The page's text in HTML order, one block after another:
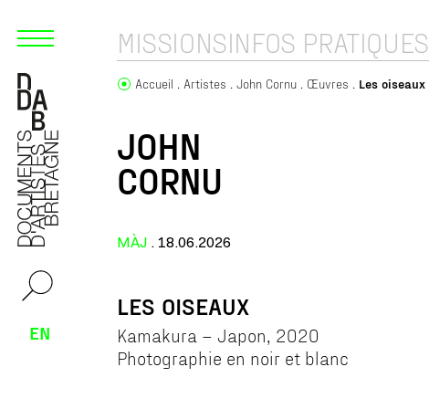
EN
MISSIONSINFOS PRATIQUES
Accueil Artistes John Cornu Œuvres Les oiseaux
JOHN
CORNU
MÀJ . 18.06.2026
LES OISEAUX
Kamakura – Japon, 2020
Photographie en noir et blanc